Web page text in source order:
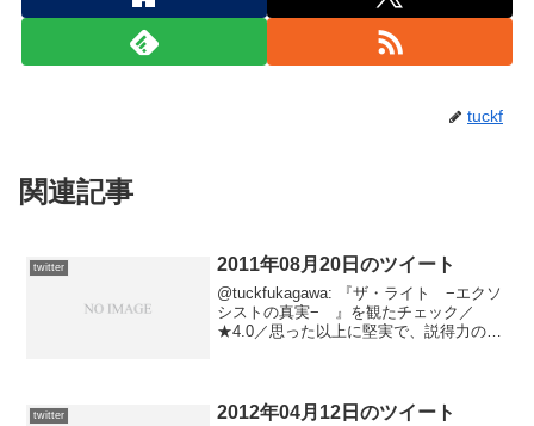
tuckf
関連記事
twitter 2011年08月20日のツイート
@tuckfukagawa: 『ザ・ライト −エクソ
シストの真実− 』を観たチェック／
★4.0／思った以上に堅実で、説得力のあ
うまい...
twitter 2012年04月12日のツイート